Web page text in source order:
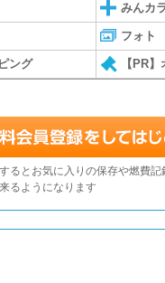
みんカ
フォト
ング 【PR
るとお気に入りの保存や燃費記
るようになります